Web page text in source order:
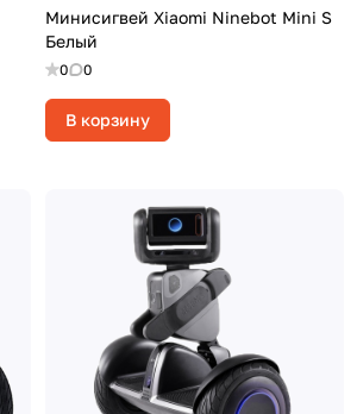
Минисигвей Xiaomi Ninebot Mini S
Белый
0 0
В корзину